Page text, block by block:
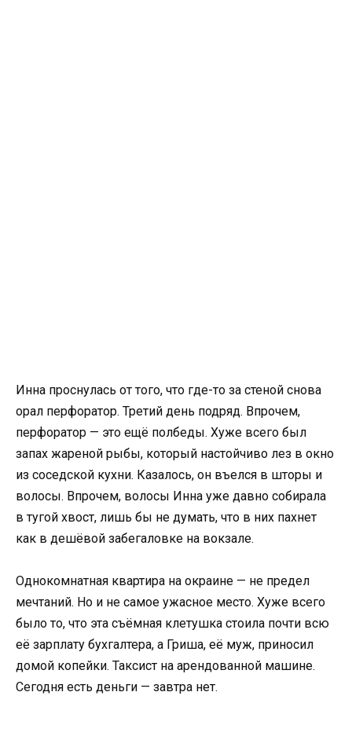
Инна проснулась от того, что где-то за стеной снова
орал перфоратор. Третий день подряд. Впрочем,
перфоратор — это ещё полбеды. Хуже всего был
запах жареной рыбы, который настойчиво лез в окно
из соседской кухни. Казалось, он въелся в шторы и
волосы. Впрочем, волосы Инна уже давно собирала
в тугой хвост, лишь бы не думать, что в них пахнет
как в дешёвой забегаловке на вокзале.
Однокомнатная квартира на окраине — не предел
мечтаний. Но и не самое ужасное место. Хуже всего
было то, что эта съёмная клетушка стоила почти всю
её зарплату бухгалтера, а Гриша, её муж, приносил
домой копейки. Таксист на арендованной машине.
Сегодня есть деньги — завтра нет.